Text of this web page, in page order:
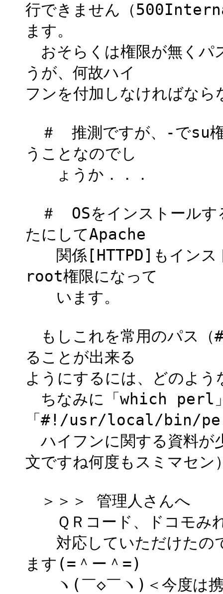
行できません（
ます。
おそらくは権限が無くパ
うが、何故ハイ
フンを付加しなければなら
＃ 推測ですが、-でsu権
うことなのでし
ょうか．．．
＃ OSをインストールす
たにしてApache
関係[HTTPD]もインス
root権限になって
います。
もしこれを常用のパス
ることが出来る
ようにするには、どのよ
ちなみに「which perl
「#!/usr/local/bin/
ハイフンに関する資料が
文ですね何度もスミマセン
＞＞＞ 管理人さんへ
ＱＲコード、ドコモみ
対応していただけたの
ます(=＾ー＾=)
ヽ(￣◇￣ヽ)＜今度は携